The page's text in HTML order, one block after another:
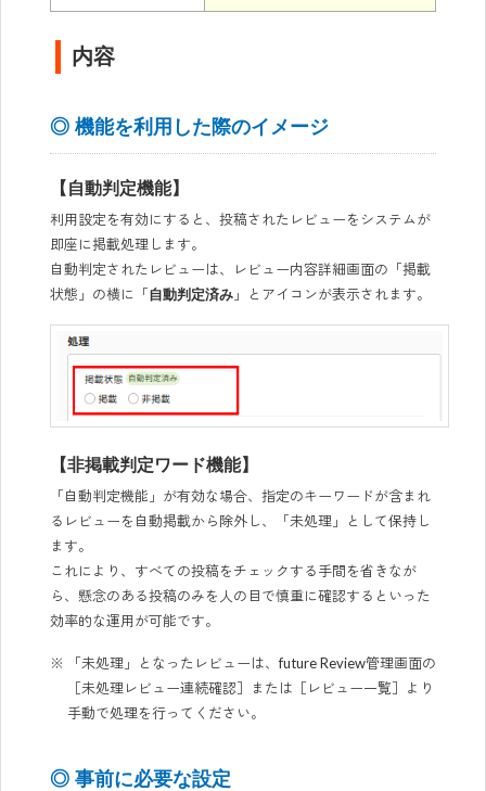
内容
◎ 機能を利用した際のイメージ
【自動判定機能】
利用設定を有効にすると、投稿されたレビューをシステムが
即座に掲載処理します。
自動判定されたレビューは、レビュー内容詳細画面の「掲載
状態」の横に「自動判定済み 」とアイコンが表示されます。
【非掲載判定ワード機能】
「自動判定機能」が有効な場合、指定のキーワードが含まれ
るレビューを自動掲載から除外し、「未処理」として保持し
ます。
これにより、すべての投稿をチェックする手間を省きなが
ら、懸念のある投稿のみを人の目で慎重に確認するといった
効率的な運用が可能です。
「未処理」となったレビューは、future Review管理画面の
［未処理レビュー連続確認］または［レビュー一覧］より
手動で処理を行ってください。
◎ 事前に必要な設定